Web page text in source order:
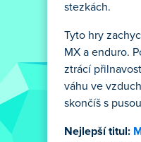
stezkách.
Tyto hry
MX a enduro.
ztrácí
váhu ve
skončíš s
Nejlepší titul: